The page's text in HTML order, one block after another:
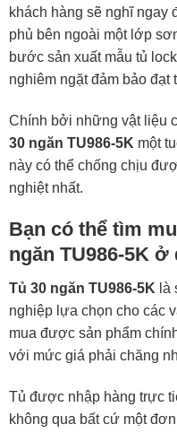
khách hàng sẽ nghĩ ngay
phủ bên ngoài một lớp
bước sản xuất mẫu tủ
nghiêm ngặt đảm bảo đạt
Chính bởi những vật liệu
30 ngăn TU986-5K một
này có thể chống chịu
nghiệt nhất.
Bạn có thể tìm
ngăn TU986-5K ở
Tủ 30 ngăn TU986-5K là
nghiệp lựa chọn cho các
mua được sản phẩm
với mức giá phải chăng
Tủ được nhập hàng trực
không qua bất cứ một